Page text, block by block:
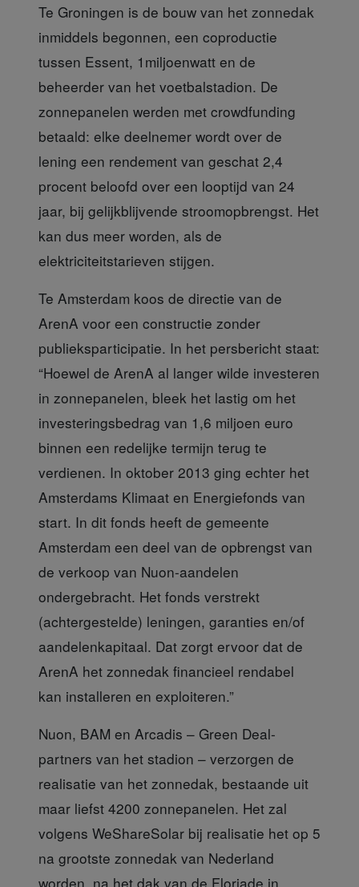
Te Groningen is de bouw van het zonnedak
inmiddels begonnen, een coproductie
tussen Essent, 1miljoenwatt en de
beheerder van het voetbalstadion. De
zonnepanelen werden met crowdfunding
betaald: elke deelnemer wordt over de
lening een rendement van geschat 2,4
procent beloofd over een looptijd van 24
jaar, bij gelijkblijvende stroomopbrengst. Het
kan dus meer worden, als de
elektriciteitstarieven stijgen.
Te Amsterdam koos de directie van de
ArenA voor een constructie zonder
publieksparticipatie. In het persbericht staat:
“Hoewel de ArenA al langer wilde investeren
in zonnepanelen, bleek het lastig om het
investeringsbedrag van 1,6 miljoen euro
binnen een redelijke termijn terug te
verdienen. In oktober 2013 ging echter het
Amsterdams Klimaat en Energiefonds van
start. In dit fonds heeft de gemeente
Amsterdam een deel van de opbrengst van
de verkoop van Nuon-aandelen
ondergebracht. Het fonds verstrekt
(achtergestelde) leningen, garanties en/of
aandelenkapitaal. Dat zorgt ervoor dat de
ArenA het zonnedak financieel rendabel
kan installeren en exploiteren.”
Nuon, BAM en Arcadis – Green Deal-
partners van het stadion – verzorgen de
realisatie van het zonnedak, bestaande uit
maar liefst 4200 zonnepanelen. Het zal
volgens WeShareSolar bij realisatie het op 5
na grootste zonnedak van Nederland
worden, na het dak van de Floriade in